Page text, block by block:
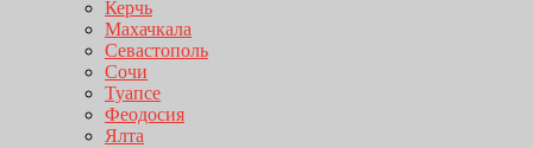
Керчь
Махачкала
Севастополь
Сочи
Туапсе
Феодосия
Ялта